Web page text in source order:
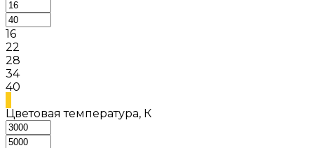
16
22
28
34
40
Цветовая температура, К